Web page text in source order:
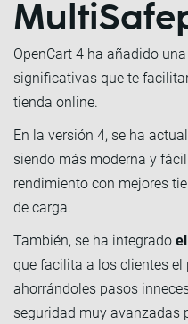
OpenCart 4 ha añadido
significativas que te
tienda online.
En la versión 4, se ha
siendo más moderna y
rendimiento con mejores
de carga.
También, se ha integrado
que facilita a los clientes el
ahorrándoles pasos
seguridad muy avanzadas